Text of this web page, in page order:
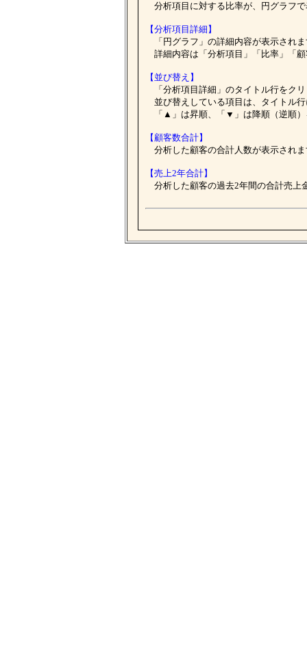
分析項目に対する比率が、円グラフ
【分析項目詳細】
「円グラフ」の詳細内容が表示され
詳細内容は「分析項目」「比率」「
【並び替え】
「分析項目詳細」のタイトル行をク
並び替えしている項目は、タイトル
「▲」は昇順、「▼」は降順（逆順）
【顧客数合計】
分析した顧客の合計人数が表示され
【売上2年合計】
分析した顧客の過去2年間の合計売上